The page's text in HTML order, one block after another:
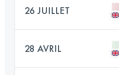
26 JUILLET
28 AVRIL